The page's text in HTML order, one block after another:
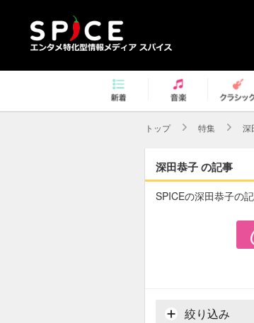
トップ 特集 深
深田恭子 の記事
SPICEの深田恭子の
絞り込み